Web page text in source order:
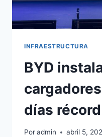
INFRAESTRUCTURA
BYD
días récord
Poradmin abril 5,